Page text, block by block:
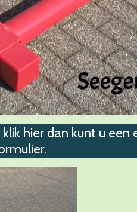
hier dan kunt u een